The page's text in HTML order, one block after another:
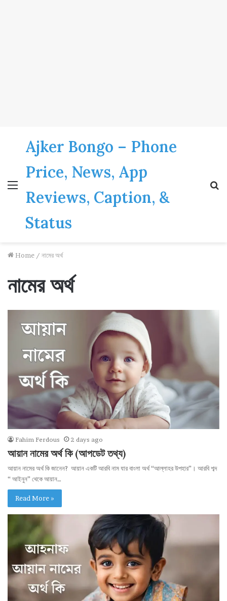
Menu
Ajker Bongo – Phone
Price, News, App
Reviews, Caption, &
Status
Home / নামের অর্থ
নামের অর্থ
Fahim Ferdous 2 days ago
আয়ান নামের অর্থ কি (আপডেট তথ্য)
আয়ান নামের অর্থ কি জানেন? আয়ান একটি আরবি নাম যার বাংলা অর্থ “আল্লাহর উপহার”। আরবি শব্দ
“ আইনুন” থেকে আয়ান…
Read More »